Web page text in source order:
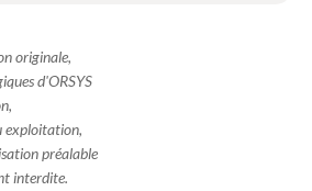
originale,
d'ORSYS
exploitation,
préalable
interdite.